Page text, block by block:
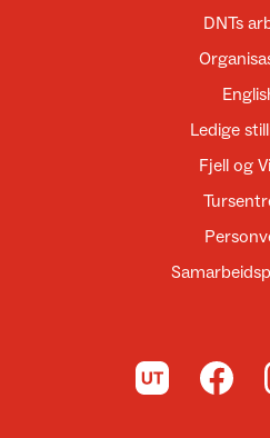
DNTs
Ledige
Fjell og
Til UT.no Til DNT